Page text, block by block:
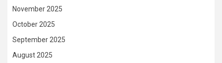
November 2025
October 2025
September 2025
August 2025